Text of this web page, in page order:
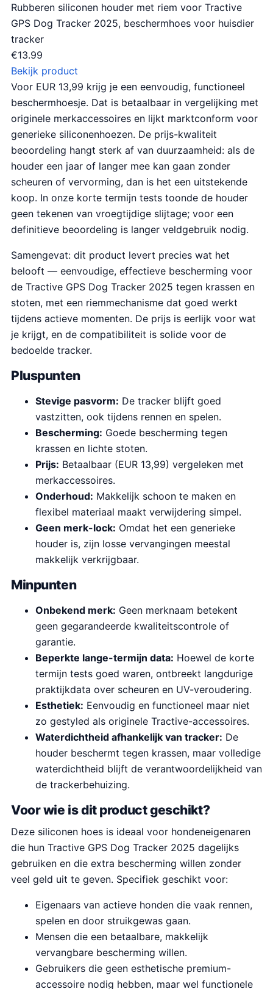
Rubberen siliconen houder met riem voor Tractive
GPS Dog Tracker 2025, beschermhoes voor huisdier
tracker
€13.99
Bekijk product
Voor EUR 13,99 krijg je een eenvoudig, functioneel
beschermhoesje. Dat is betaalbaar in vergelijking met
originele merkaccessoires en lijkt marktconform voor
generieke siliconenhoezen. De prijs-kwaliteit
beoordeling hangt sterk af van duurzaamheid: als de
houder een jaar of langer mee kan gaan zonder
scheuren of vervorming, dan is het een uitstekende
koop. In onze korte termijn tests toonde de houder
geen tekenen van vroegtijdige slijtage; voor een
definitieve beoordeling is langer veldgebruik nodig.
Samengevat: dit product levert precies wat het
belooft — eenvoudige, effectieve bescherming voor
de Tractive GPS Dog Tracker 2025 tegen krassen en
stoten, met een riemmechanisme dat goed werkt
tijdens actieve momenten. De prijs is eerlijk voor wat
je krijgt, en de compatibiliteit is solide voor de
bedoelde tracker.
Pluspunten
Stevige pasvorm: De tracker blijft goed
vastzitten, ook tijdens rennen en spelen.
Bescherming: Goede bescherming tegen
krassen en lichte stoten.
Prijs: Betaalbaar (EUR 13,99) vergeleken met
merkaccessoires.
Onderhoud: Makkelijk schoon te maken en
flexibel materiaal maakt verwijdering simpel.
Geen merk-lock: Omdat het een generieke
houder is, zijn losse vervangingen meestal
makkelijk verkrijgbaar.
Minpunten
Onbekend merk: Geen merknaam betekent
geen gegarandeerde kwaliteitscontrole of
garantie.
Beperkte lange-termijn data: Hoewel de korte
termijn tests goed waren, ontbreekt langdurige
praktijkdata over scheuren en UV-veroudering.
Esthetiek: Eenvoudig en functioneel maar niet
zo gestyled als originele Tractive-accessoires.
Waterdichtheid afhankelijk van tracker: De
houder beschermt tegen krassen, maar volledige
waterdichtheid blijft de verantwoordelijkheid van
de trackerbehuizing.
Voor wie is dit product geschikt?
Deze siliconen hoes is ideaal voor hondeneigenaren
die hun Tractive GPS Dog Tracker 2025 dagelijks
gebruiken en die extra bescherming willen zonder
veel geld uit te geven. Specifiek geschikt voor:
Eigenaars van actieve honden die vaak rennen,
spelen en door struikgewas gaan.
Mensen die een betaalbare, makkelijk
vervangbare bescherming willen.
Gebruikers die geen esthetische premium-
accessoire nodig hebben, maar wel functionele